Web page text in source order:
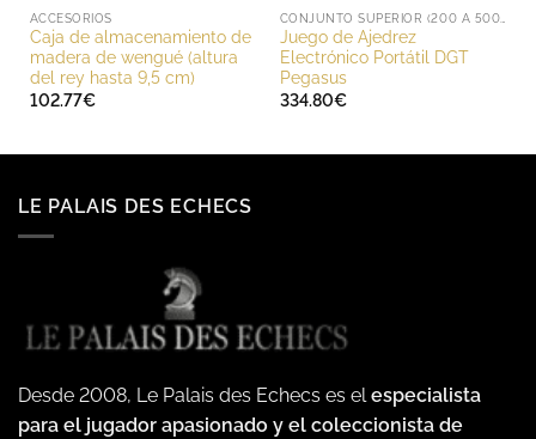
ACCESORIOS
Caja de almacenamiento de
madera de wengué (altura
del rey hasta 9,5 cm)
102.77€
Juego de Ajedrez
Electrónico Portátil DGT
Pegasus
334.80€
LE PALAIS DES ECHECS
Desde 2008, Le Palais des Echecs es elespecialista
para el jugador apasionado y el coleccionista de